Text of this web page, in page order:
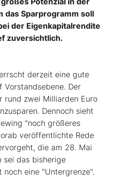
das Sparprogramm soll
der Eigenkapitalrendite
zuversichtlich.
derzeit eine gute
Vorstandsebene. Der
rund zwei Milliarden Euro
Dennoch sieht
"noch größeres
veröffentlichte Rede
die am 28. Mai
sei das bisherige
noch eine "Untergrenze".